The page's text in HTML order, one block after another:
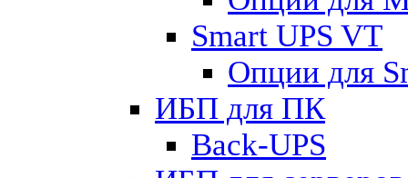
Smart UPS VT
Опции для
ИБП для ПК
Back-UPS